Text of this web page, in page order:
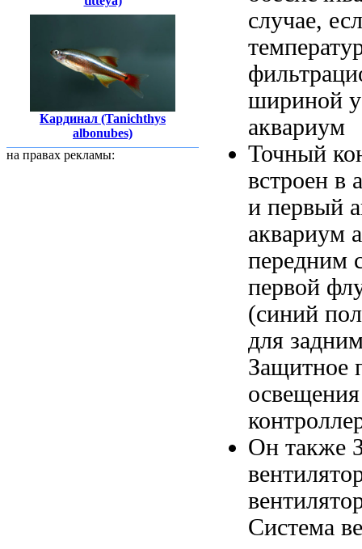
Кардинал (Tanichthys
albonubes)
на правах рекламы:
случае,
шириной
аквариум
Точный
встроен в
и первый
аквариум
передним
первой
(синий
для
Защитное
Он также
Система